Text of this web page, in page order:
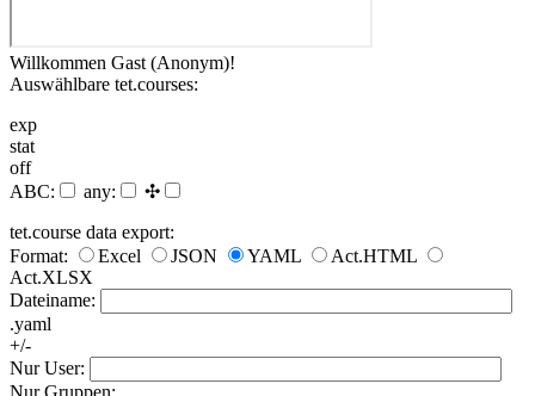
Willkommen Gast (Anonym)!
Auswählbare tet.courses:
exp
stat
off
ABC:
any:
✣
tet.course data export:
Format:
Excel JSON YAML
Act.HTML
Act.XLSX
Dateiname:
.yaml
+/-
Nur User:
Nur Gruppen: